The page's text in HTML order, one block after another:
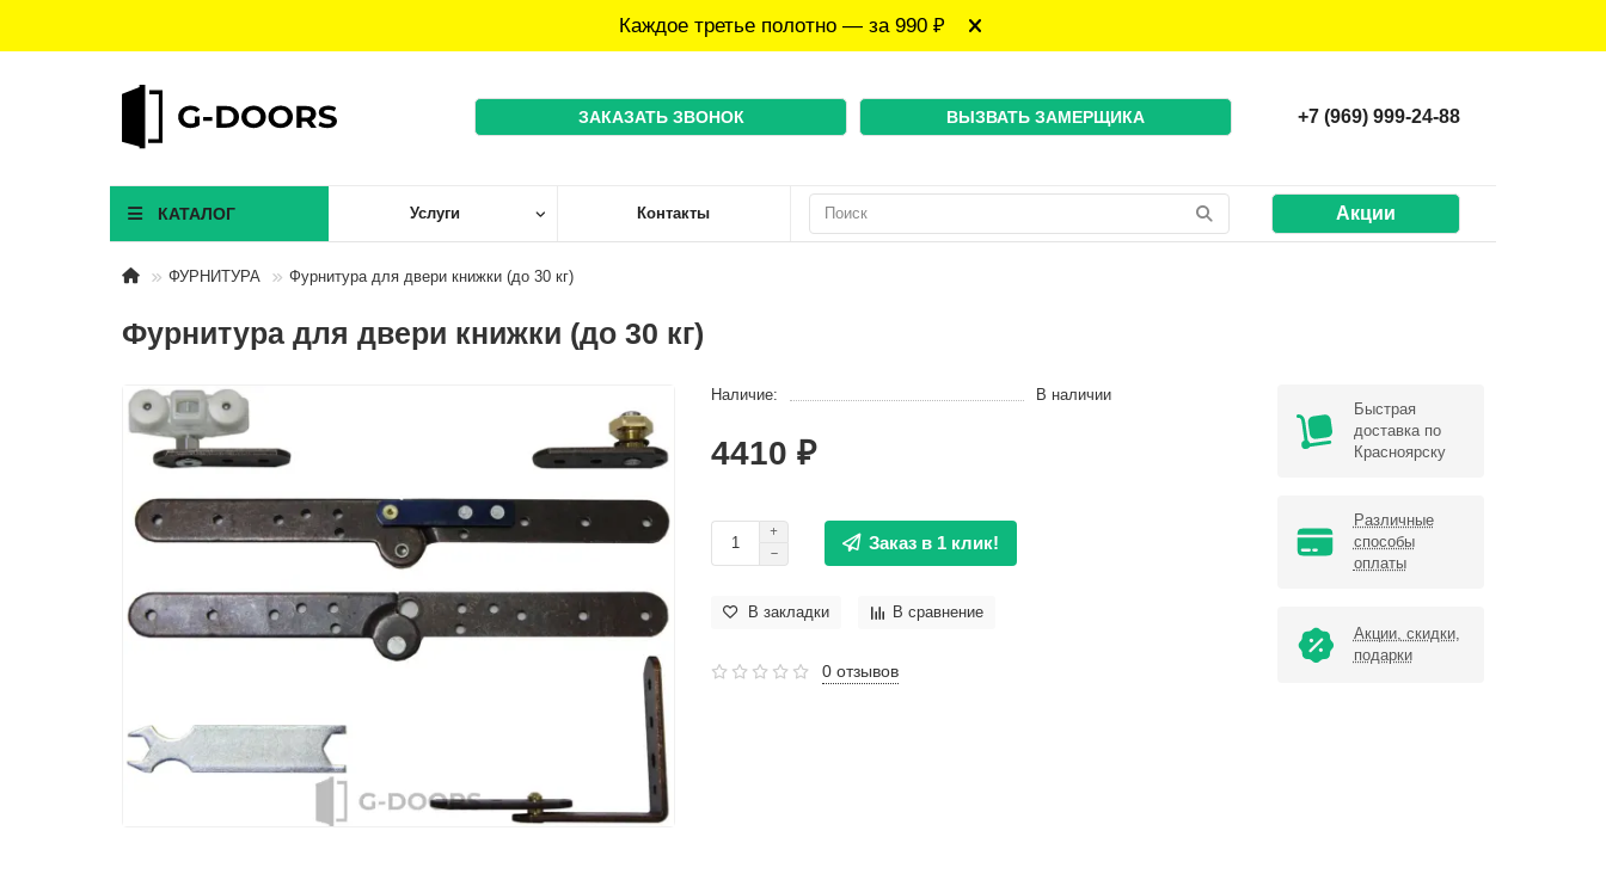
Каждое третье полотно — за 990 ₽
ЗАКАЗАТЬ ЗВОНОК ВЫЗВАТЬ ЗАМЕРЩИКА +7 (969) 999-24-88
КАТАЛОГ Услуги Контакты Акции
ФУРНИТУРА Фурнитура для двери книжки (до 30 кг)
Фурнитура для двери книжки (до 30 кг)
Наличие: В наличии
4410 ₽
Заказ в 1 клик!
В закладки В сравнение
0 отзывов
Быстрая
доставка по
Красноярску
Различные
способы
оплаты
Акции, скидки,
подарки